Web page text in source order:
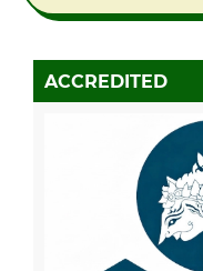
ACCREDITED